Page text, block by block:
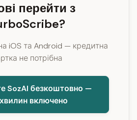
перейти з
iOS та Android — кредитна
не потрібна
SozAI безкоштовно —
включено